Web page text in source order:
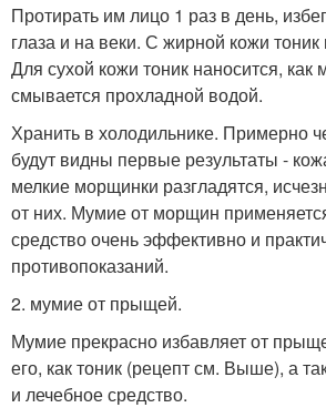
Протирать им лицо 1 раз в день,
глаза и на веки. С жирной кожи
Для сухой кожи тоник наносится,
смывается прохладной водой.
Хранить в холодильнике. Примерно
будут видны первые результаты -
мелкие морщинки разгладятся,
от них. Мумие от морщин
средство очень эффективно и
противопоказаний.
2. мумие от прыщей.
Мумие прекрасно избавляет от
его, как тоник (рецепт см. Выше), а
и лечебное средство.